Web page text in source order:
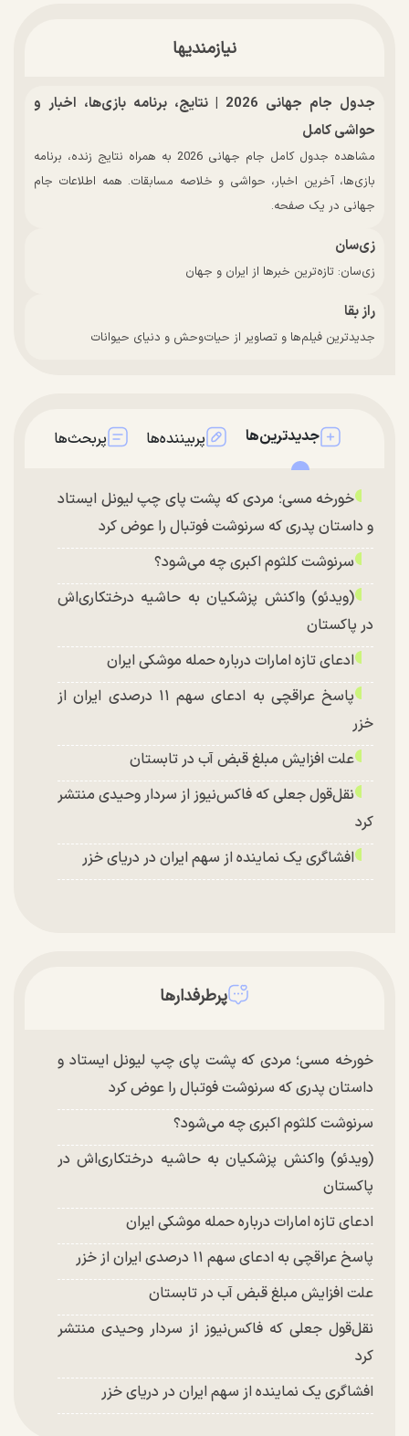
نیازمندیها
جدول جام جهانی 2026 | نتایج، برنامه بازی‌ها، اخبار و
حواشی کامل
مشاهده جدول کامل جام جهانی 2026 به همراه نتایج زنده، برنامه
بازی‌ها، آخرین اخبار، حواشی و خلاصه مسابقات. همه اطلاعات جام
جهانی در یک صفحه.
زی‌سان
زی‌سان: تازه‌ترین خبرها از ایران و جهان
راز بقا
جدیدترین فیلم‌ها و تصاویر از حیات‌وحش و دنیای حیوانات
جدیدترین‌ها پربیننده‌ها پربحث‌ها
خورخه مسی؛ مردی که پشت پای چپ لیونل ایستاد
و داستان پدری که سرنوشت فوتبال را عوض کرد
سرنوشت کلثوم اکبری چه می‌شود؟
(ویدئو) واکنش پزشکیان به حاشیه درختکاری‌اش
در پاکستان
ادعای تازه امارات درباره حمله موشکی ایران
پاسخ عراقچی به ادعای سهم ۱۱ درصدی ایران از
خزر
علت افزایش مبلغ قبض آب در تابستان
نقل‌قول جعلی که فاکس‌نیوز از سردار وحیدی منتشر
کرد
افشاگری یک نماینده از سهم ایران در دریای خزر
پرطرفدارها
خورخه مسی؛ مردی که پشت پای چپ لیونل ایستاد و
داستان پدری که سرنوشت فوتبال را عوض کرد
سرنوشت کلثوم اکبری چه می‌شود؟
(ویدئو) واکنش پزشکیان به حاشیه درختکاری‌اش در
پاکستان
ادعای تازه امارات درباره حمله موشکی ایران
پاسخ عراقچی به ادعای سهم ۱۱ درصدی ایران از خزر
علت افزایش مبلغ قبض آب در تابستان
نقل‌قول جعلی که فاکس‌نیوز از سردار وحیدی منتشر
کرد
افشاگری یک نماینده از سهم ایران در دریای خزر